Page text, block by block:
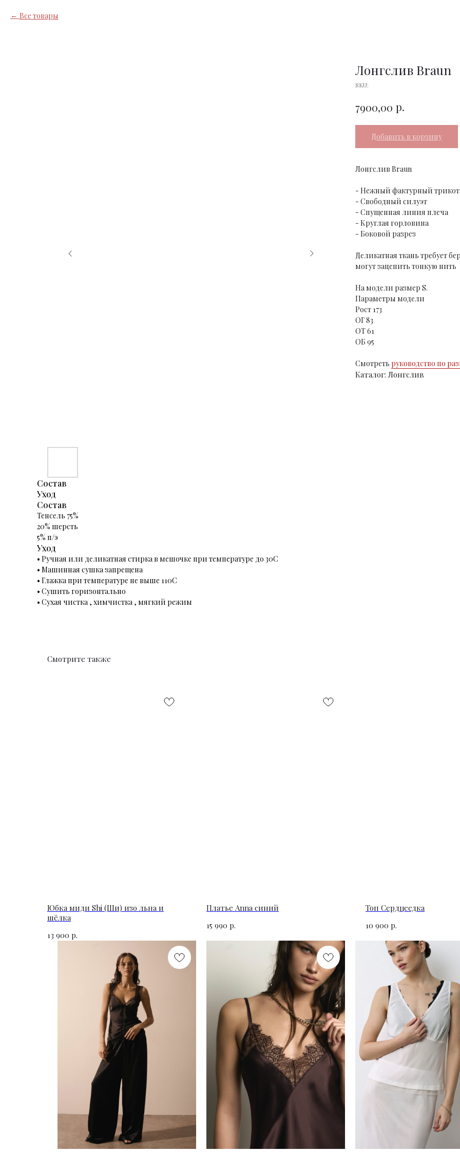
Все товары
Лонгслив Braun
SKU:
7900,00 р.
Добавить в корзину
Лонгслив Braun
- Нежный фактурный
- Свободный силуэт
- Спущенная линия плеча
- Круглая горловина
- Боковой разрез
Деликатная ткань требует
могут зацепить тонкую нить
На модели размер S.
Параметры модели
Рост 173
ОГ 83
ОТ 61
ОБ 95
Смотреть руководство по
Каталог: Лонгслив
Состав
Уход
Состав
Тенсель 75%
20% шерсть
5% п/э
Уход
⁠•⁠ Ручная или деликатная стирка в мешочке при температуре до 30C
•⁠ ⁠Машинная сушка запрещена
•⁠ ⁠Глажка при температуре не выше 110С
•⁠ Сушить горизонтально
•⁠ Сухая чистка , химчистка , мягкий режим
Смотрите также
Юбка миди Shi (Ши) изо льна и
шёлка
13 900 р.
Платье Anna синий
15 990 р.
Топ Сердцеедка
10 900 р.